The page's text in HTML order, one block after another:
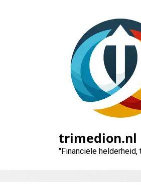
trimedion.nl
"Financiële